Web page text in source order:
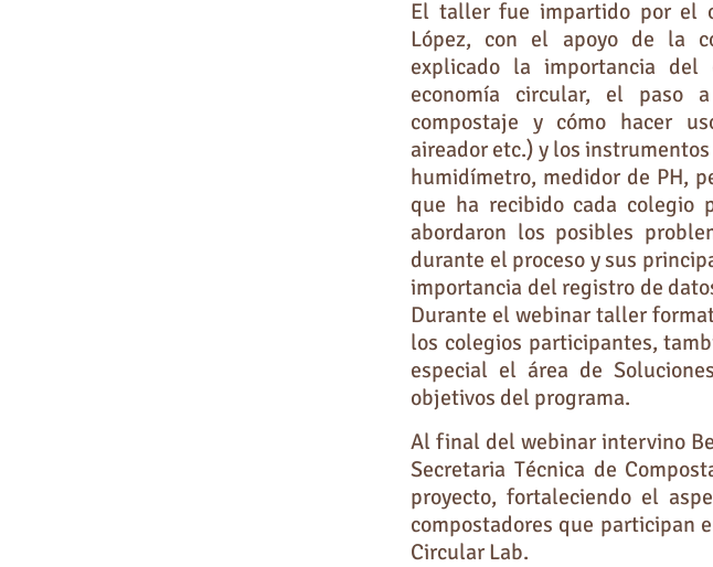
El taller fue impartido por el
López, con el apoyo de la
explicado la importancia del
economía circular, el paso
compostaje y cómo hacer
aireador etc.) y los
humidímetro, medidor de PH,
que ha recibido cada colegio
abordaron los posibles
durante el proceso y sus
importancia del registro de
Durante el webinar taller
los colegios participantes,
especial el área de
objetivos del programa.
Al final del webinar intervino
Secretaria Técnica de
proyecto, fortaleciendo el
compostadores que participan
Circular Lab.